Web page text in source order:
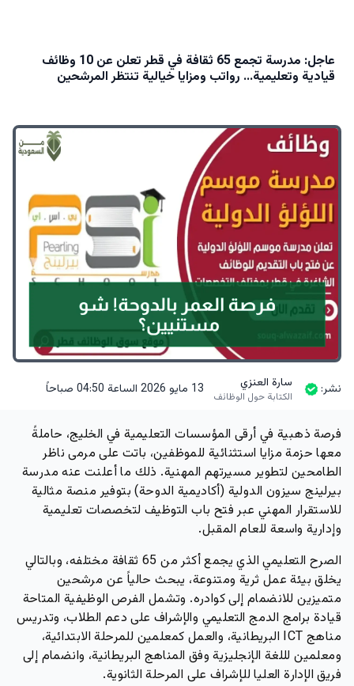
عاجل: مدرسة تجمع 65 ثقافة في قطر تعلن عن 10 وظائف
قيادية وتعليمية… رواتب ومزايا خيالية تنتظر المرشحين
نشر: سارة العنزي
الكتابة حول الوظائف 13 مايو 2026 الساعة 04:50 صباحاً
فرصة ذهبية في أرقى المؤسسات التعليمية في الخليج، حاملةً
معها حزمة مزايا استثنائية للموظفين، باتت على مرمى ناظر
الطامحين لتطوير مسيرتهم المهنية. ذلك ما أعلنت عنه مدرسة
بيرلينج سيزون الدولية (أكاديمية الدوحة) بتوفير منصة مثالية
للاستقرار المهني عبر فتح باب التوظيف لتخصصات تعليمية
وإدارية واسعة للعام المقبل.
الصرح التعليمي الذي يجمع أكثر من 65 ثقافة مختلفه، وبالتالي
يخلق بيئة عمل ثرية ومتنوعة، يبحث حالياً عن مرشحين
متميزين للانضمام إلى كوادره. وتشمل الفرص الوظيفية المتاحة
قيادة برامج الدمج التعليمي والإشراف على دعم الطلاب، وتدريس
مناهج ICT البريطانية، والعمل كمعلمين للمرحلة الابتدائية،
ومعلمين لللغة الإنجليزية وفق المناهج البريطانية، وانضمام إلى
فريق الإدارة العليا للإشراف على المرحلة الثانوية.